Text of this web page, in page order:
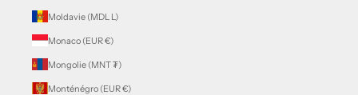
Moldavie (MDL L)
Monaco (EUR €)
Mongolie (MNT ₮)
Monténégro (EUR €)